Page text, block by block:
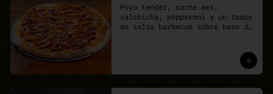
Poyo tender, carne mex,
salchicha, pepperoni y un toque
de salsa barbecue sobre base de